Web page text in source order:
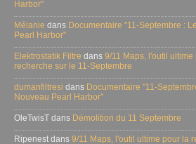
Harbor"
Mélanie dans Documentaire "11-Septembre :
Pearl Harbor"
Elektrostatik Filtre dans 9/11 Maps, l'outil ultime
recherche sur le 11-Septembre
dumanfiltresi dans Documentaire "11-
Nouveau Pearl Harbor"
OleTwisT dans Démolition du 11 Septembre
Ripenest dans 9/11 Maps, l'outil ultime pour la